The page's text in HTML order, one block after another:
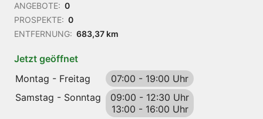
ANGEBOTE: 0
PROSPEKTE: 0
ENTFERNUNG: 683,37 km
Jetzt geöffnet
Montag - Freitag
07:00 - 19:00 Uhr
Samstag - Sonntag
09:00 - 12:30 Uhr
13:00 - 16:00 Uhr